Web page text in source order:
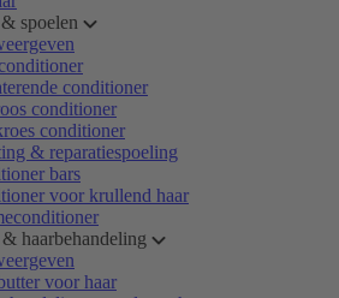
spoelen
conditioner
conditioner
conditioner
& reparatiespoeling
bars
voor krullend haar
haarbehandeling
voor haar